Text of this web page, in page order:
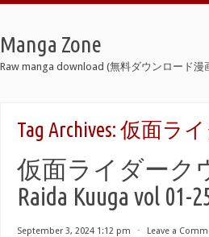
Manga Zone
Raw manga download (無料ダウンロード漫
Tag Archives: 仮面ライ
仮面ライダーク
Raida Kuuga vol 01-
September 3, 2024 1:12 pm ⋅ Leave a